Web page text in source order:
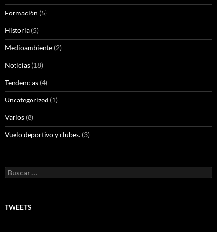
Formación (5)
Historia (5)
Medioambiente (2)
Noticias (18)
Tendencias (4)
Uncategorized (1)
Varios (8)
Vuelo deportivo y clubes. (3)
Buscar:
TWEETS